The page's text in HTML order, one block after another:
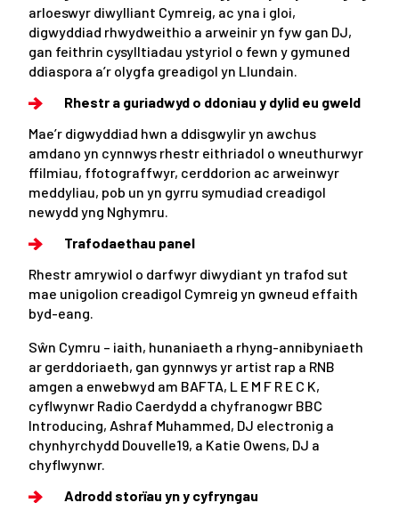
arloeswyr diwylliant Cymreig, ac yna i gloi,
digwyddiad rhwydweithio a arweinir yn fyw gan DJ,
gan feithrin cysylltiadau ystyriol o fewn y gymuned
ddiaspora a’r olygfa greadigol yn Llundain.
Rhestr a guriadwyd o ddoniau y dylid eu gweld
Mae’r digwyddiad hwn a ddisgwylir yn awchus
amdano yn cynnwys rhestr eithriadol o wneuthurwyr
ffilmiau, ffotograffwyr, cerddorion ac arweinwyr
meddyliau, pob un yn gyrru symudiad creadigol
newydd yng Nghymru.
Trafodaethau panel
Rhestr amrywiol o darfwyr diwydiant yn trafod sut
mae unigolion creadigol Cymreig yn gwneud effaith
byd-eang.
Sŵn Cymru – iaith, hunaniaeth a rhyng-annibyniaeth
ar gerddoriaeth, gan gynnwys yr artist rap a RNB
amgen a enwebwyd am BAFTA, L E M F R E C K,
cyflwynwr Radio Caerdydd a chyfranogwr BBC
Introducing, Ashraf Muhammed, DJ electronig a
chynhyrchydd Douvelle19, a Katie Owens, DJ a
chyflwynwr.
Adrodd storïau yn y cyfryngau